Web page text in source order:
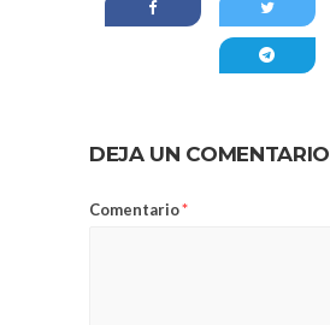
DEJA UN COMENTARIO
Comentario*